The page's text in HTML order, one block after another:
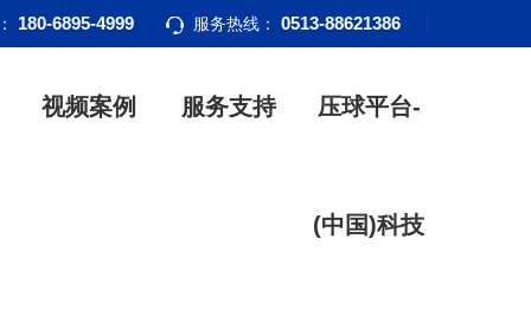
服务热线： 0513-88621386
180-6895-4999
视频案例 服务支持 压球平台-
(中国)科技